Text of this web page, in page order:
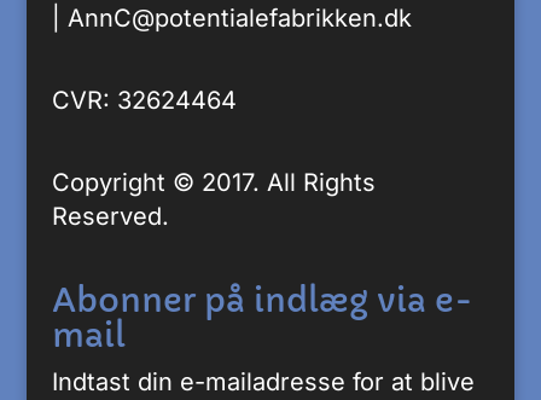
AnnC@potentialefabrikken.dk
CVR: 32624464
Copyright © 2017. All Rights
Reserved.
Abonner på indlæg via e-
mail
Indtast din e-mailadresse for at blive